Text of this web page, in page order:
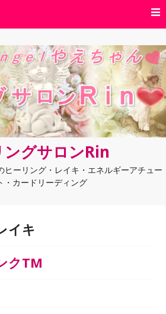
ングサロンRin
ヒーリング・レイキ・エネルギーアチュー
・カードリーディング
イキ
クTM